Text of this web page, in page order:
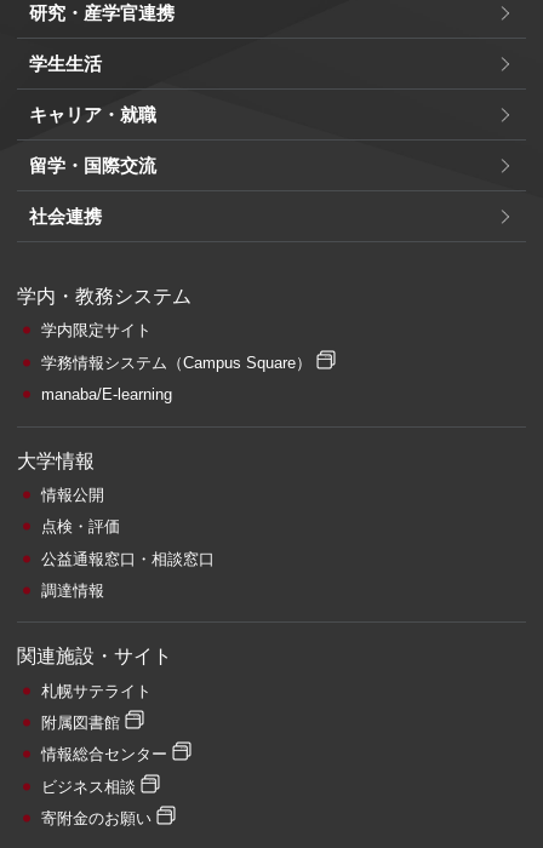
研究・産学官連携
学生生活
キャリア・就職
留学・国際交流
社会連携
学内・教務システム
学内限定サイト
学務情報システム （Campus Square）
manaba/E-learning
大学情報
情報公開
点検・評価
公益通報窓口・相談窓口
調達情報
関連施設・サイト
札幌サテライト
附属図書館
情報総合センター
ビジネス相談
寄附金のお願い